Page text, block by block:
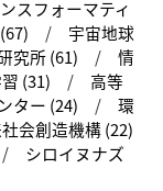
スフォーマティ
宇宙地球
究所 (61)
情
(31)
高等
ター (24)
環
会創造機構 (22)
シロイヌナズ